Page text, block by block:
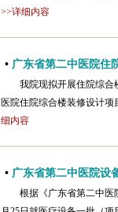
>>详细内容
• 广东省第二中医院住
我院现拟开展住院综
医院住院综合楼装修设计
细内容
• 广东省第二中医院设
根据《广东省第二中医